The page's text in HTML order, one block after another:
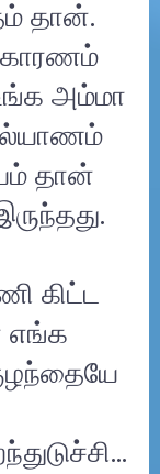
தான்.
அம்மா
தான்
கிட்ட